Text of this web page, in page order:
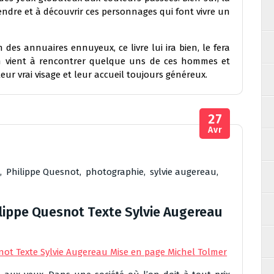
et à découvrir ces personnages qui font vivre un
annuaires ennuyeux, ce livre lui ira bien, le fera
à rencontrer quelque uns de ces hommes et
vrai visage et leur accueil toujours généreux.
, Philippe Quesnot, photographie, sylvie augereau,
27
Avr
Quesnot Texte Sylvie Augereau